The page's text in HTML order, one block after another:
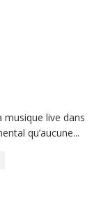
musique live dans
qu’aucune...